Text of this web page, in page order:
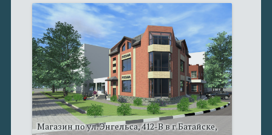
Магазин по ул. Энгельса, 412-В в г.Батайске,